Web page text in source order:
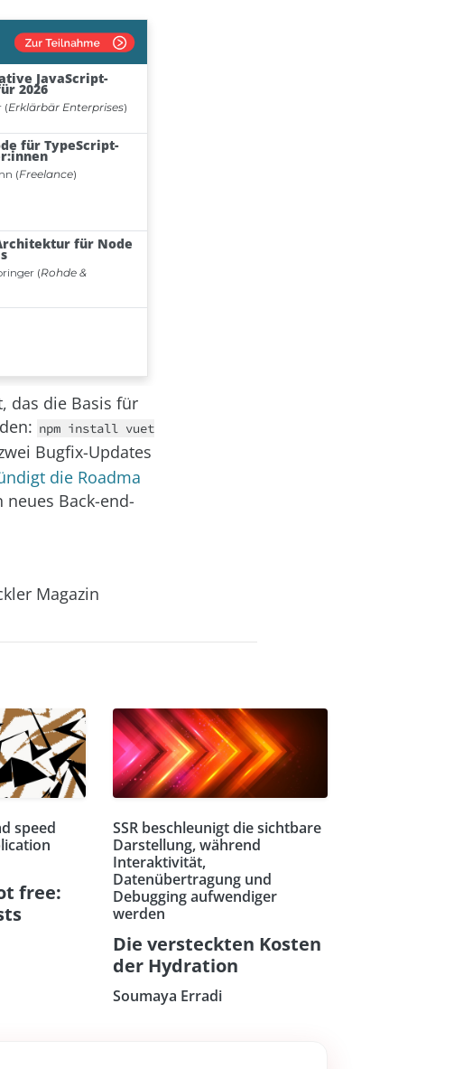
das die Basis für
npm install vuet
Bugfix-Updates
die Roadma
Back-end-
Magazin
speed
free:
SSR beschleunigt die sichtbare
Darstellung, während
Interaktivität,
Datenübertragung und
Debugging aufwendiger
werden
Die versteckten Kosten
der Hydration
Soumaya Erradi